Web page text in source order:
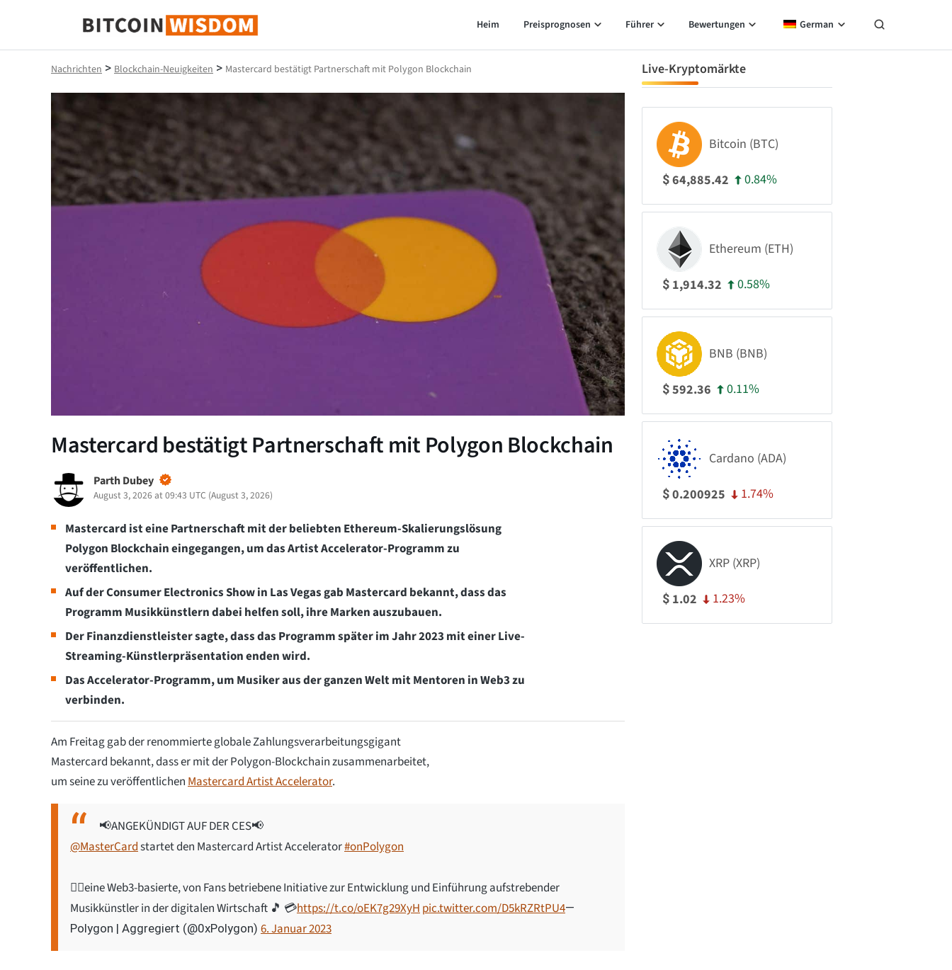
Bitcoin-Weisheit
Heim Preisprognosen Führer Bewertungen German
Nachrichten > Blockchain-Neuigkeiten > Mastercard bestätigt Partnerschaft mit Polygon Blockchain
Mastercard bestätigt Partnerschaft mit Polygon Blockchain
Parth Dubey
August 3, 2026 at 09:43 UTC (August 3, 2026)
Mastercard ist eine Partnerschaft mit der beliebten Ethereum-Skalierungslösung
Polygon Blockchain eingegangen, um das Artist Accelerator-Programm zu
veröffentlichen.
Auf der Consumer Electronics Show in Las Vegas gab Mastercard bekannt, dass das
Programm Musikkünstlern dabei helfen soll, ihre Marken auszubauen.
Der Finanzdienstleister sagte, dass das Programm später im Jahr 2023 mit einer Live-
Streaming-Künstlerpräsentation enden wird.
Das Accelerator-Programm, um Musiker aus der ganzen Welt mit Mentoren in Web3 zu
verbinden.
Am Freitag gab der renommierte globale Zahlungsverarbeitungsgigant
Mastercard bekannt, dass er mit der Polygon-Blockchain zusammenarbeitet,
um seine zu veröffentlichen Mastercard Artist Accelerator.
📢ANGEKÜNDIGT AUF DER CES📢
@MasterCardstartet den Mastercard Artist Accelerator#onPolygon
👉🏾eine Web3-basierte, von Fans betriebene Initiative zur Entwicklung und Einführung aufstrebender
Musikkünstler in der digitalen Wirtschaft 🎵 💳https://t.co/oEK7g29XyH pic.twitter.com/D5kRZRtPU4—
Polygon | Aggregiert (@0xPolygon) 6. Januar 2023
Live-Kryptomärkte
Bitcoin (BTC)
$64,885.42 0.84%
Ethereum (ETH)
$ 1,914.32 0.58%
BNB (BNB)
$592.36 0.11%
Cardano (ADA)
$0.200925 1.74%
XRP (XRP)
$ 1.02 1.23%